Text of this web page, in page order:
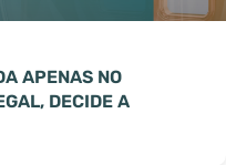
APENAS NO
DECIDE A